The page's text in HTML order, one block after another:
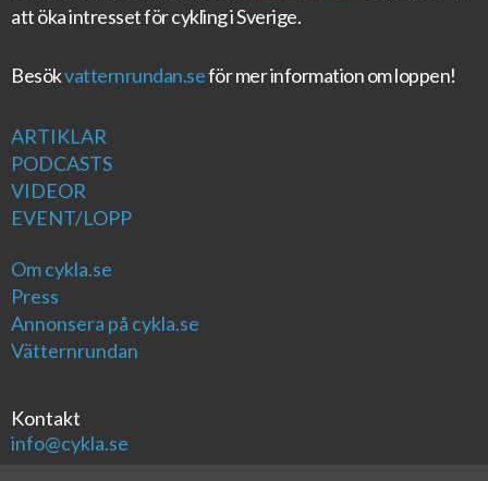
att öka intresset för cykling i Sverige.
Besökvatternrundan.seför mer information om loppen!
ARTIKLAR
PODCASTS
VIDEOR
EVENT/LOPP
Om cykla.se
Press
Annonsera på cykla.se
Vätternrundan
Kontakt
info@cykla.se